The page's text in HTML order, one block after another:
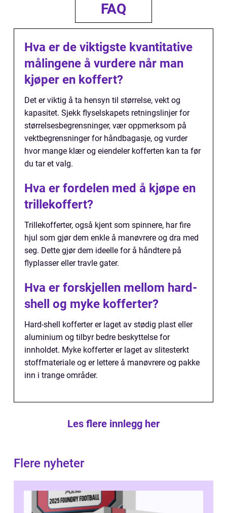
FAQ
Hva er de viktigste kvantitative
målingene å vurdere når man
kjøper en koffert?
Det er viktig å ta hensyn til størrelse, vekt og
kapasitet. Sjekk flyselskapets retningslinjer for
størrelsesbegrensninger, vær oppmerksom på
vektbegrensninger for håndbagasje, og vurder
hvor mange klær og eiendeler kofferten kan ta før
du tar et valg.
Hva er fordelen med å kjøpe en
trillekoffert?
Trillekofferter, også kjent som spinnere, har fire
hjul som gjør dem enkle å manøvrere og dra med
seg. Dette gjør dem ideelle for å håndtere på
flyplasser eller travle gater.
Hva er forskjellen mellom hard-
shell og myke kofferter?
Hard-shell kofferter er laget av stødig plast eller
aluminium og tilbyr bedre beskyttelse for
innholdet. Myke kofferter er laget av slitesterkt
stoffmateriale og er lettere å manøvrere og pakke
inn i trange områder.
Les flere innlegg her
Flere nyheter